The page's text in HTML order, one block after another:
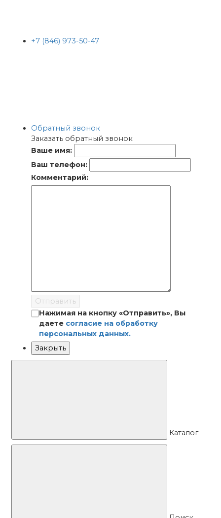
+7 (846) 973-50-47
Обратный звонок
Заказать обратный звонок
Ваше имя:
Ваш телефон:
Комментарий:
Отправить
Нажимая на кнопку «Отправить», Вы
даете согласие на обработку
персональных данных.
Закрыть
Каталог